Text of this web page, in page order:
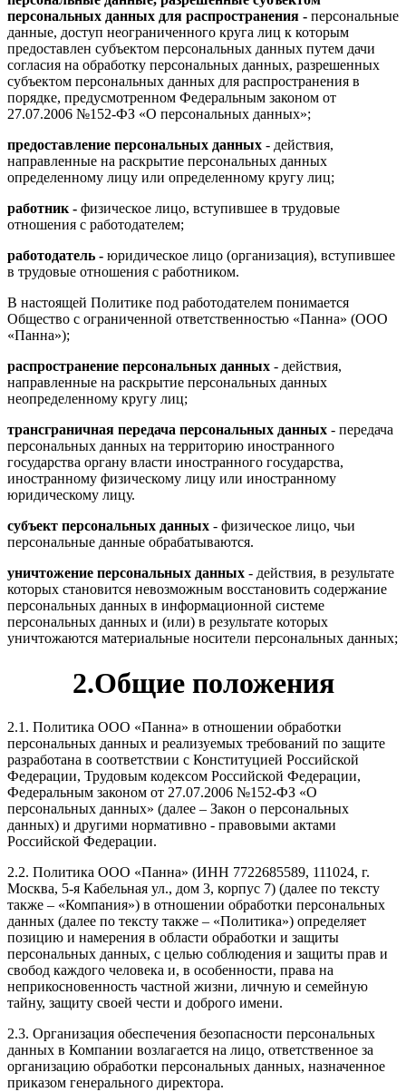
персональных данных для распространения - персональные
данные, доступ неограниченного круга лиц к которым
предоставлен субъектом персональных данных путем дачи
согласия на обработку персональных данных, разрешенных
субъектом персональных данных для распространения в
порядке, предусмотренном Федеральным законом от
27.07.2006 №152-ФЗ «О персональных данных»;
предоставление персональных данных - действия,
направленные на раскрытие персональных данных
определенному лицу или определенному кругу лиц;
работник - физическое лицо, вступившее в трудовые
отношения с работодателем;
работодатель - юридическое лицо (организация), вступившее
в трудовые отношения с работником.
В настоящей Политике под работодателем понимается
Общество с ограниченной ответственностью «Панна» (ООО
«Панна»);
распространение персональных данных - действия,
направленные на раскрытие персональных данных
неопределенному кругу лиц;
трансграничная передача персональных данных - передача
персональных данных на территорию иностранного
государства органу власти иностранного государства,
иностранному физическому лицу или иностранному
юридическому лицу.
субъект персональных данных - физическое лицо, чьи
персональные данные обрабатываются.
уничтожение персональных данных - действия, в результате
которых становится невозможным восстановить содержание
персональных данных в информационной системе
персональных данных и (или) в результате которых
уничтожаются материальные носители персональных данных;
2.Общие положения
2.1. Политика ООО «Панна» в отношении обработки
персональных данных и реализуемых требований по защите
разработана в соответствии с Конституцией Российской
Федерации, Трудовым кодексом Российской Федерации,
Федеральным законом от 27.07.2006 №152-ФЗ «О
персональных данных» (далее – Закон о персональных
данных) и другими нормативно - правовыми актами
Российской Федерации.
2.2. Политика ООО «Панна» (ИНН 7722685589, 111024, г.
Москва, 5-я Кабельная ул., дом 3, корпус 7) (далее по тексту
также – «Компания») в отношении обработки персональных
данных (далее по тексту также – «Политика») определяет
позицию и намерения в области обработки и защиты
персональных данных, с целью соблюдения и защиты прав и
свобод каждого человека и, в особенности, права на
неприкосновенность частной жизни, личную и семейную
тайну, защиту своей чести и доброго имени.
2.3. Организация обеспечения безопасности персональных
данных в Компании возлагается на лицо, ответственное за
организацию обработки персональных данных, назначенное
приказом генерального директора.